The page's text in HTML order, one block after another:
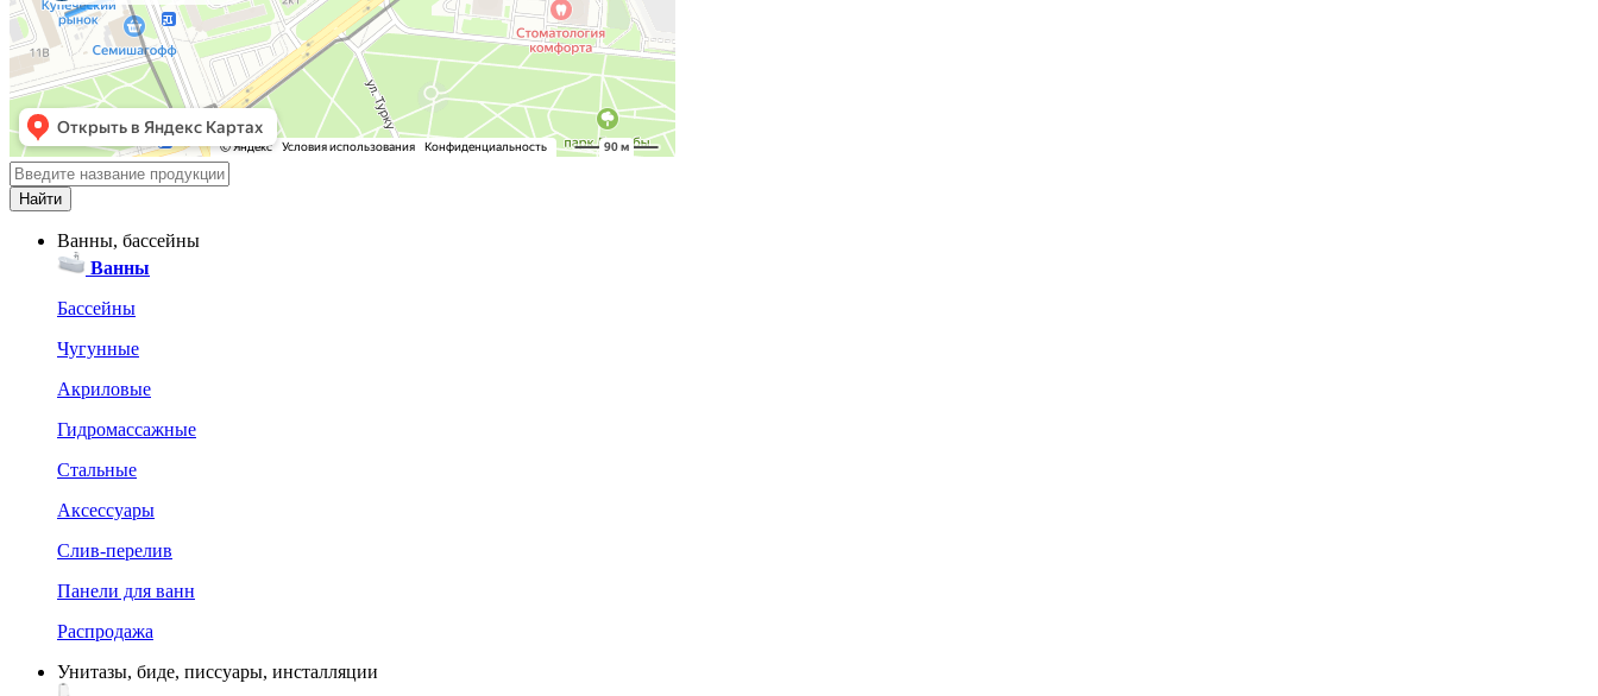
Ванны, бассейны
Ванны
Бассейны
Чугунные
Акриловые
Гидромассажные
Стальные
Аксессуары
Слив-перелив
Панели для ванн
Распродажа
Унитазы, биде, писсуары, инсталляции